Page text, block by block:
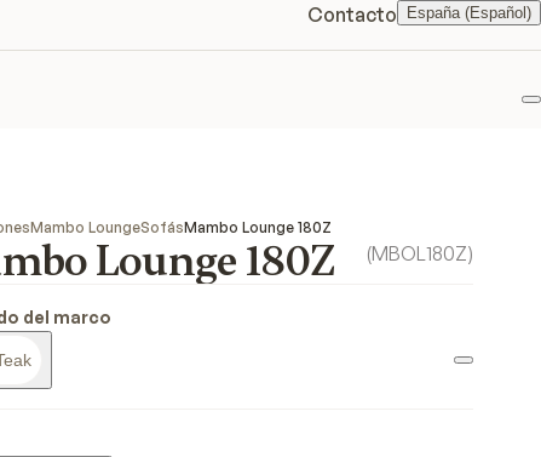
Contacto España (Español)
Mambo LoungeSofásMambo Lounge 180Z
Lounge 180Z (MBOL180Z)
del marco